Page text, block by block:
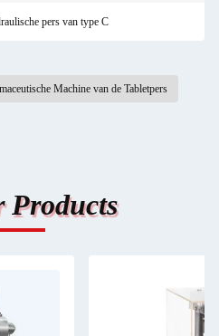
pers van type C
Machine van de Tabletpers
Products